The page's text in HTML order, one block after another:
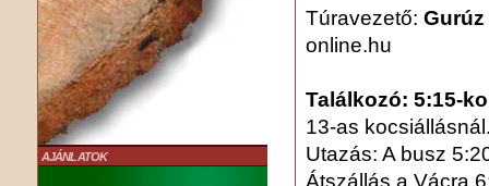
AJÁNLATOK
Túravezető:
online.hu
Találkozó: 5:15-
13-as
Utazás: A busz
Átszállás a Vácra